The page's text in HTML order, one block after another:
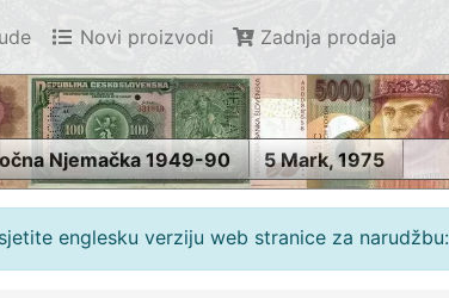
Novi proizvodi Zadnja prodaja
Njemačka 1949-90 5 Mark, 1975
englesku verziju web stranice za narudžbu: